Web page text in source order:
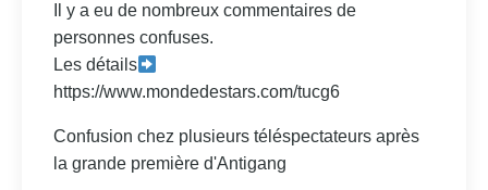
Il y a eu de nombreux commentaires de
personnes confuses.
Les détails
https://www.mondedestars.com/tucg6
Confusion chez plusieurs téléspectateurs après
la grande première d'Antigang